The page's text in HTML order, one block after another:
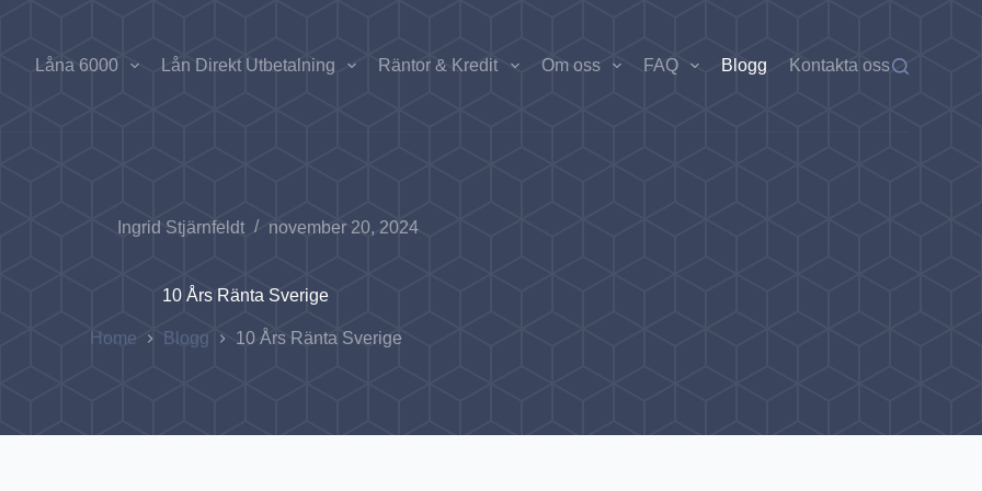
Låna 6000 Lån Direkt Utbetalning Räntor & Kredit Om oss FAQ Blogg Kontakta oss
Ingrid Stjärnfeldt november 20, 2024
10 Års Ränta Sverige
Home Blogg 10 Års Ränta Sverige